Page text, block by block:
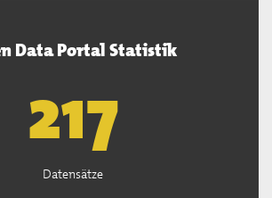
Data Portal Statistik
219
Datensätze